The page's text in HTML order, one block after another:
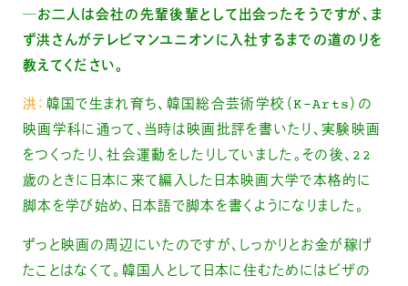
─お二人は会社の先輩後輩として出会ったそうですが、ま
ず洪さんがテレビマンユニオンに入社するまでの道のりを
教えてください。
洪： 韓国で生まれ育ち、韓国総合芸術学校（K-Arts）の
映画学科に通って、当時は映画批評を書いたり、実験映画
をつくったり、社会運動をしたりしていました。その後、22
歳のときに日本に来て編入した日本映画大学で本格的に
脚本を学び始め、日本語で脚本を書くようになりました。
ずっと映画の周辺にいたのですが、しっかりとお金が稼げ
たことはなくて。韓国人として日本に住むためにはビザの